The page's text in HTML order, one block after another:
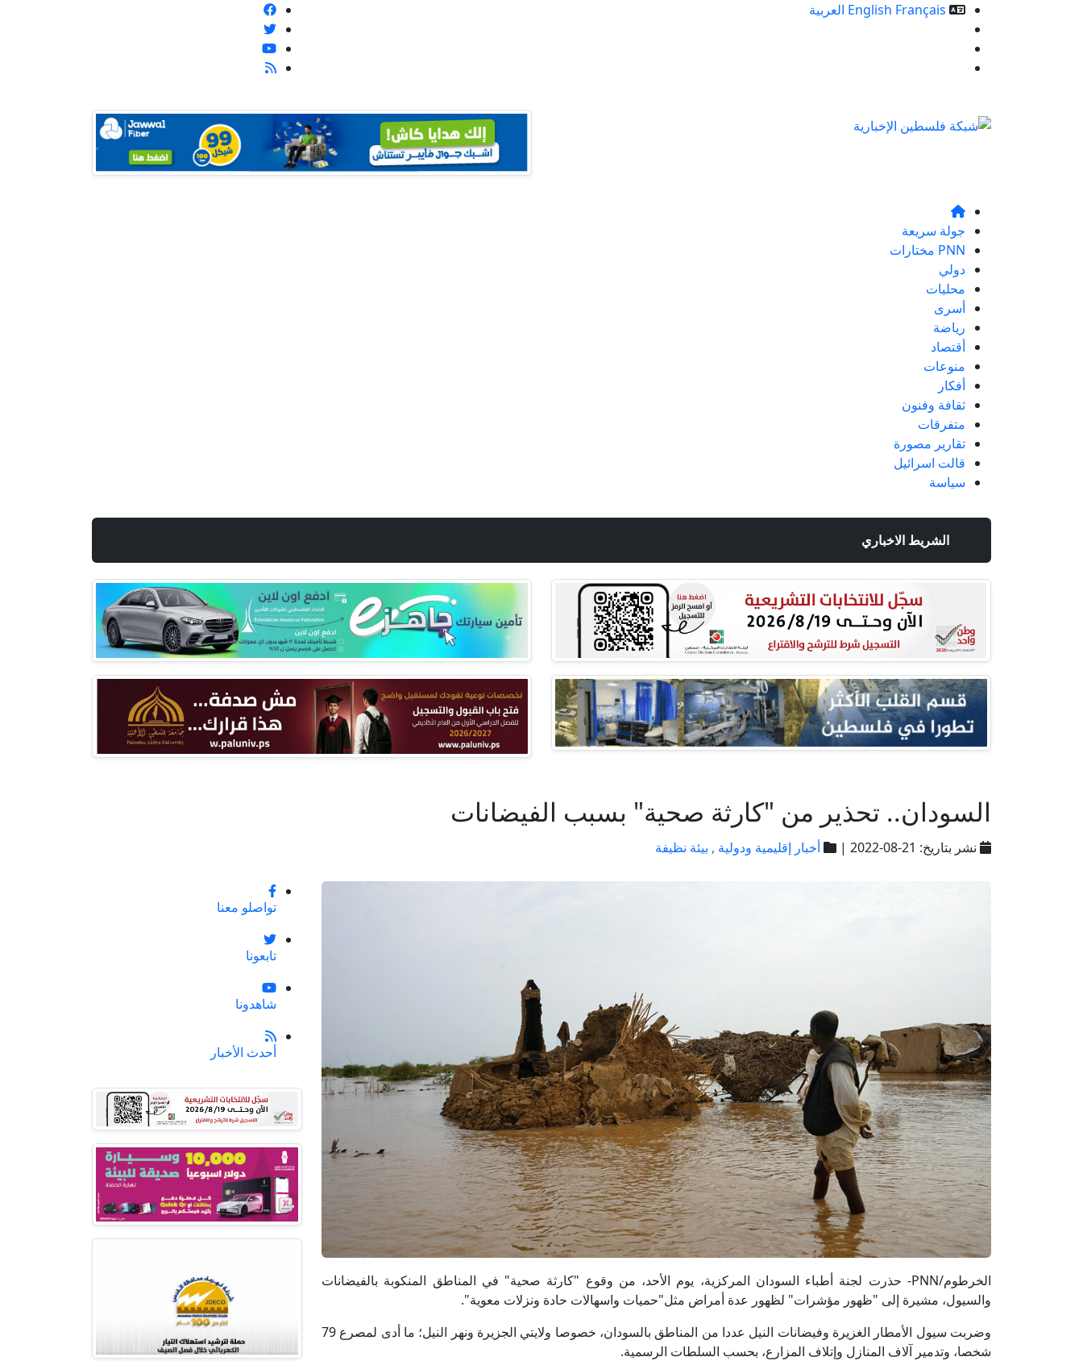
English Français
العربية
جولة سريعة
PNN مختارات
دولي
محليات
أسرى
رياضة
أقتصاد
منوعات
أفكار
ثقافة وفنون
متفرقات
تقارير مصورة
قالت اسرائيل
سياسة
الشريط الاخباري
السودان.. تحذير من "كارثة صحية" بسبب الفيضانات
نشر بتاريخ: 21-08-2022 | أخبار إقليمية ودولية , بيئة نظيفة
الخرطوم/PNN- حذرت لجنة أطباء السودان المركزية، يوم الأحد، من وقوع "كارثة صحية" في المناطق المنكوبة بالفيضانات
والسيول، مشيرة إلى "ظهور مؤشرات" لظهور عدة أمراض مثل"حميات واسهالات حادة ونزلات معوية".
وضربت سيول الأمطار الغزيرة وفيضانات النيل عددا من المناطق بالسودان، خصوصا ولايتي الجزيرة ونهر النيل؛ ما أدى لمصرع 79
شخصا، وتدمير آلاف المنازل وإتلاف المزارع، بحسب السلطات الرسمية.
تواصلو معنا
تابعونا
شاهدونا
أحدث الأخبار